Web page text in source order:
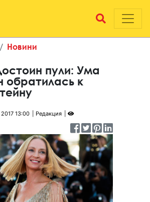
Новини
пули: Ума
обратилась к
13:00 Редакция